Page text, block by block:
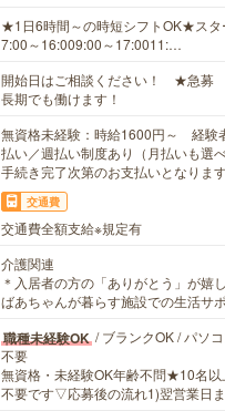
★1日6時間～の時短シフトOK★スタ
7:00～16:009:00～17:0011:…
開始日はご相談ください！ ★急募
長期でも働けます！
無資格未経験：時給1600円～ 経験
払い／週払い制度あり（月払いも選
手続き完了次第のお支払いとなります
交通費
交通費全額支給※規定有
介護関連
＊入居者の方の「ありがとう」が嬉
ばあちゃんが暮らす施設での生活サ
職種未経験OK / ブランクOK / パソ
不要
無資格・未経験OK年齢不問★10名
不要です▽応募後の流れ1)翌営業日